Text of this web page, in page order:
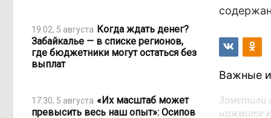
19:02, 5 августа Когда ждать денег?
Забайкалье — в списке регионов,
где бюджетники могут остаться без
выплат
17:30, 5 августа «Их масштаб может
превысить весь наш опыт»: Осипов
Важные
Заметили
нажмите